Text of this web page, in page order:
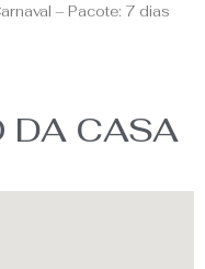
– Pacote: 7 dias
DA CASA